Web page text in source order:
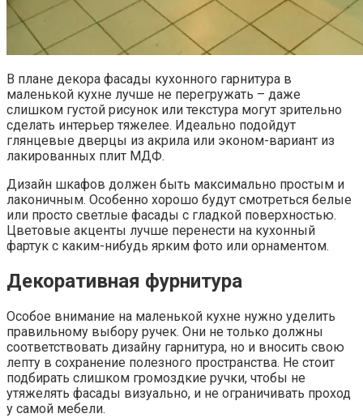
В плане декора фасады кухонного гарнитура в
маленькой кухне лучше не перегружать – даже
слишком густой рисунок или текстура могут зрительно
сделать интерьер тяжелее. Идеально подойдут
глянцевые дверцы из акрила или эконом-вариант из
лакированных плит МДФ.
Дизайн шкафов должен быть максимально простым и
лаконичным. Особенно хорошо будут смотреться белые
или просто светлые фасады с гладкой поверхностью.
Цветовые акценты лучше перенести на кухонный
фартук с каким-нибудь ярким фото или орнаментом.
Декоративная фурнитура
Особое внимание на маленькой кухне нужно уделить
правильному выбору ручек. Они не только должны
соответствовать дизайну гарнитура, но и вносить свою
лепту в сохранение полезного пространства. Не стоит
подбирать слишком громоздкие ручки, чтобы не
утяжелять фасады визуально, и не ограничивать проход
у самой мебели.